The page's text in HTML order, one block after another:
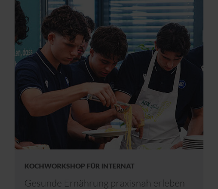
KOCHWORKSHOP FÜR INTERNAT
Gesunde Ernährung praxisnah erleben